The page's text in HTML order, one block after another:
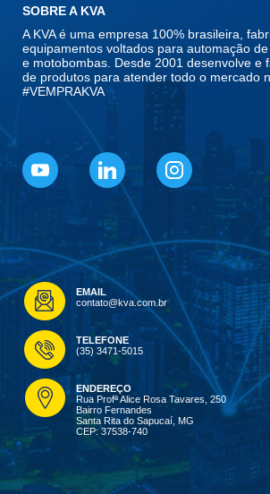
SOBRE A KVA
A KVA é uma empresa 100% brasileira,
equipamentos voltados para automação
e motobombas. Desde 2001 desenvolve e
de produtos para atender todo o mercado
#VEMPRAKVA
EMAIL
contato@kva.com.br
TELEFONE
(35) 3471-5015
ENDEREÇO
Rua Profª Alice Rosa Tavares, 250
Bairro Fernandes
Santa Rita do Sapucaí, MG
CEP: 37538-740